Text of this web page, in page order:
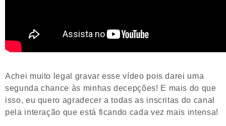
Achei muito legal gravar esse vídeo pois darei uma
segunda chance às minhas decepções! E mais do que
isso, eu quero agradecer a todas as inscritas do canal
pela interação que está ficando cada vez mais intensa!